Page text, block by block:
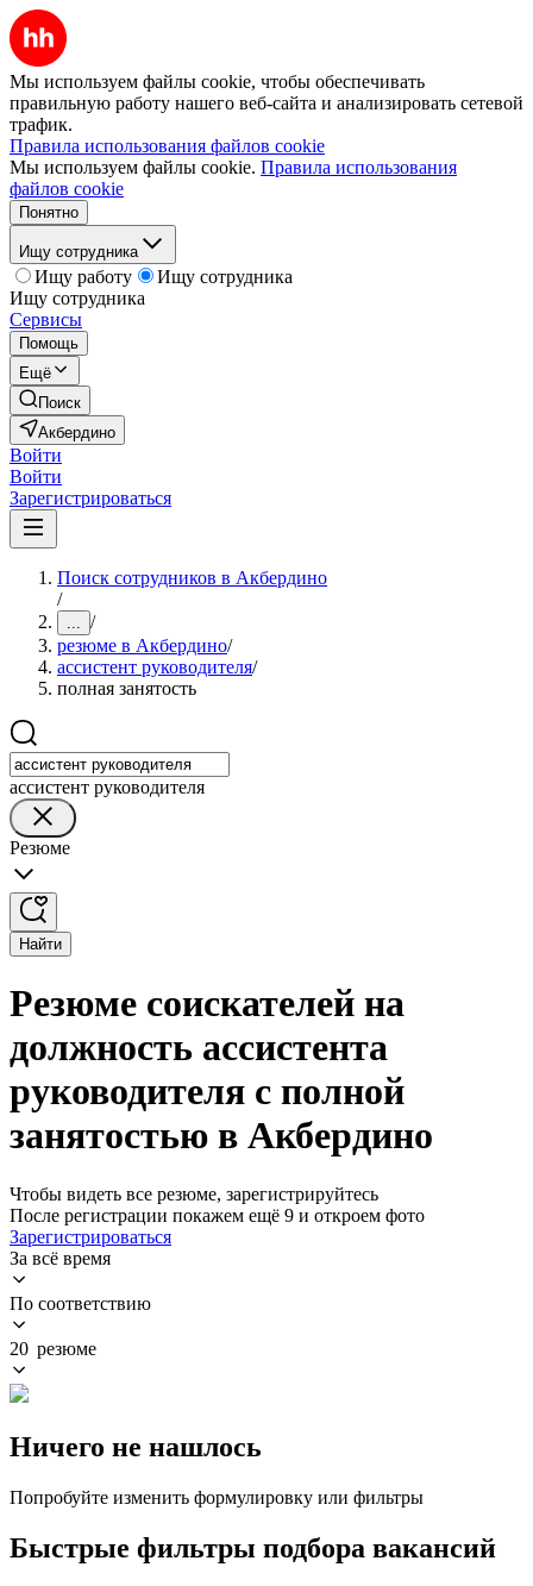
Мы используем файлы cookie, чтобы обеспечивать
правильную работу нашего веб-сайта и анализировать сетевой
трафик.
Правила использования файлов cookie
Мы используем файлы cookie. Правила использования
файлов cookie
Понятно
Ищу сотрудника
Ищу работу
Ищу сотрудника
Ищу сотрудника
Сервисы
Помощь
Ещё
Поиск
Акбердино
Войти
Войти
Зарегистрироваться
Поиск сотрудников в Акбердино
/
... /
резюме в Акбердино/
ассистент руководителя/
полная занятость
ассистент руководителя
Резюме
Найти
Резюме соискателей на
должность ассистента
руководителя с полной
занятостью в Акбердино
Чтобы видеть все резюме, зарегистрируйтесь
После регистрации покажем ещё 9 и откроем фото
Зарегистрироваться
За всё время
По соответствию
20 резюме
Ничего не нашлось
Попробуйте изменить формулировку или фильтры
Быстрые фильтры подбора вакансий